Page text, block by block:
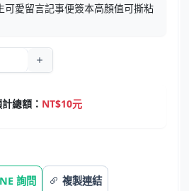
可愛留言記事便簽本高顏值可撕粘
總額： NT$10元
詢問 複製連結